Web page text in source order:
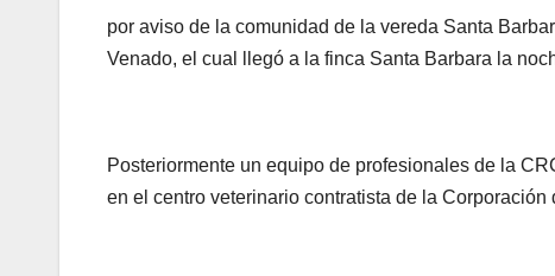
por aviso de la comunidad de la vereda Santa
Venado, el cual llegó a la finca Santa Barbara la
Posteriormente un equipo de profesionales de la
en el centro veterinario contratista de la